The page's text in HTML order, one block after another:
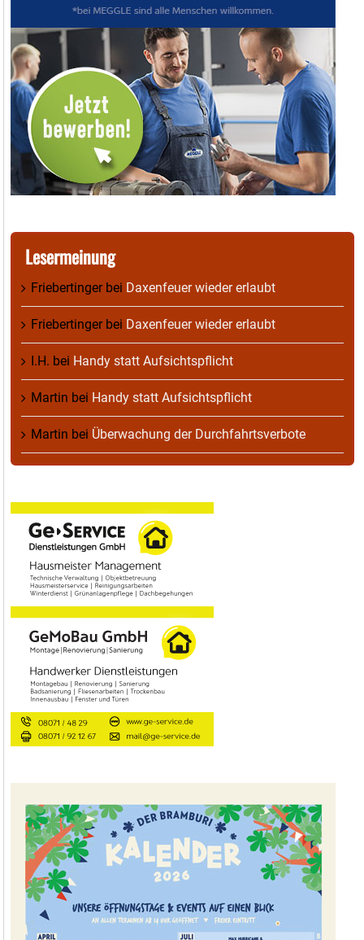
Lesermeinung
Friebertingerbei Daxenfeuer wieder erlaubt
Friebertingerbei Daxenfeuer wieder erlaubt
I.H. bei Handy statt Aufsichtspflicht
Martin bei Handy statt Aufsichtspflicht
Martin bei Überwachung der Durchfahrtsverbote